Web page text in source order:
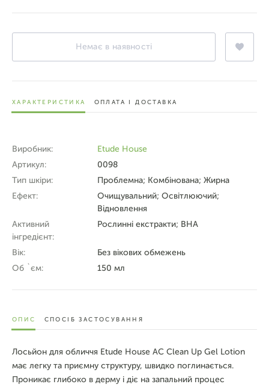
Немає в наявності
ХАРАКТЕРИСТИКА ОПЛАТА І ДОСТАВКА
Виробник:
Etude House
Артикул:
0098
Тип шкіри:
Проблемна; Комбінована; Жирна
Ефект:
Очищувальний; Освітлюючий;
Відновлення
Активний
інгредієнт:
Рослинні екстракти; ВНА
Вік:
Без вікових обмежень
Об `єм:
150 мл
ОПИС СПОСІБ ЗАСТОСУВАННЯ
Лосьйон для обличчя Etude House AC Clean Up Gel Lotion
має легку та приємну структуру, швидко поглинається.
Проникає глибоко в дерму і діє на запальний процес